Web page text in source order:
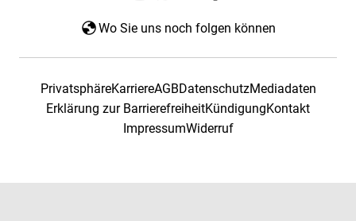
Wo Sie uns noch folgen können
PrivatsphäreKarriereAGBDatenschutzMediadaten
Erklärung zur BarrierefreiheitKündigungKontakt
ImpressumWiderruf